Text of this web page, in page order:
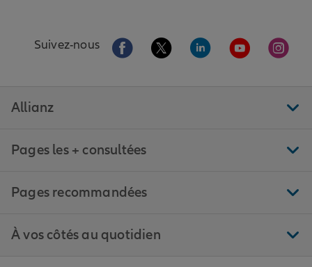
Suivez-nous Aller sur la page Facebook de Allianz
Aller sur la page Twitter de
Aller sur la page
Aller sur la
Aller
Allianz
Pages les + consultées
Pages recommandées
À vos côtés au quotidien